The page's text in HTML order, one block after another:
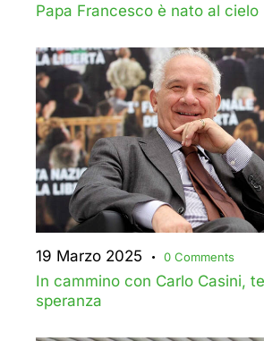
Papa Francesco è nato al cielo
19 Marzo 2025 0 Comments
In cammino con Carlo Casini,
speranza